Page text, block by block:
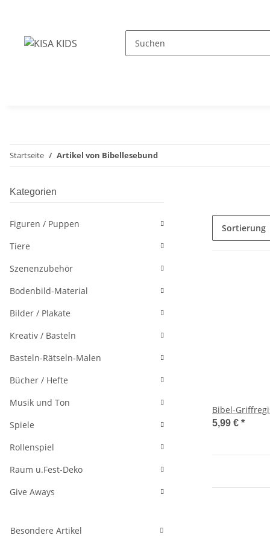
Startseite Artikel von Bibellesebund
Sortierung
Bibel-
5,99 € *
Kategorien
Figuren / Puppen
Tiere
Szenenzubehör
Bodenbild-Material
Bilder / Plakate
Kreativ / Basteln
Basteln-Rätseln-Malen
Bücher / Hefte
Musik und Ton
Spiele
Rollenspiel
Raum u.Fest-Deko
Give Aways
Besondere Artikel